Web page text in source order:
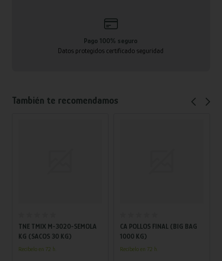
Pago 100% seguro
Datos protegidos certificado seguridad
También te recomendamos
TNE TMIX M-3020-SEMOLA
KG (SACOS 30 KG)
Recíbelo en 72 h.
CA POLLOS FINAL (BIG BAG
1000 KG)
Recíbelo en 72 h.